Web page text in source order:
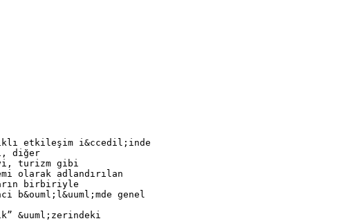
etkileşim i&ccedil;inde
diğer
turizm gibi
olarak adlandırılan
birbiriyle
b&ouml;l&uuml;mde genel
&uuml;zerindeki